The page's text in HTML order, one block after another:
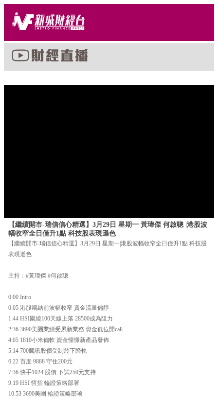
【繼續開市-瑞信信心精選】3月29日 星期一 黃瑋傑 何啟聰 |港股波
幅收窄全日僅升1點 科技股表現遜色
【繼續開市-瑞信信心精選】3月29日 星期一|港股波幅收窄全日僅升1點 科技股
表現遜色
主持：#黃瑋傑 #何啟聰
0:00 Intro
0:05 港股期結前波幅收窄 資金流量偏靜
1:44 HSI圍繞100天線上落 28500成為阻力
2:36 3690美團業績受累新業務 資金低位開call
4:05 1810小米偏軟 資金憧憬新產品發佈
5:14 700騰訊股價受制於下降軌
6:22 百度 9888 守住200元
7:36 快手1024 股價 下試250元支持
9:19 HSI 恆指 輪證策略部署
10:53 3690美團 輪證策略部署